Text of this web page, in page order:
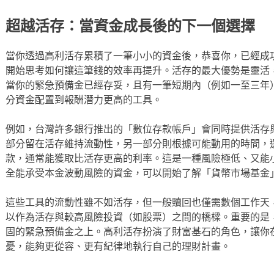
超越活存：當資金成長後的下一個選擇
當你透過高利活存累積了一筆小小的資金後，恭喜你，已經
開始思考如何讓這筆錢的效率再提升。活存的最大優勢是靈
當你的緊急預備金已經存妥，且有一筆短期內（例如一至三
分資金配置到報酬潛力更高的工具。
例如，台灣許多銀行推出的「數位存款帳戶」會同時提供活
部分留在活存維持流動性，另一部分則根據可能動用的時間
款，通常能獲取比活存更高的利率。這是一種風險極低、又
全能承受本金波動風險的資金，可以開始了解「貨幣市場基
這些工具的流動性雖不如活存，但一般贖回也僅需數個工作
以作為活存與較高風險投資（如股票）之間的橋樑。重要的
固的緊急預備金之上。高利活存扮演了財富基石的角色，讓
憂，能夠更從容、更有紀律地執行自己的理財計畫。